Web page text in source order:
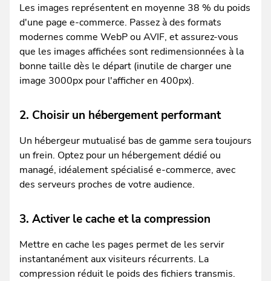
Les images représentent en moyenne 38 % du poids
d'une page e-commerce. Passez à des formats
modernes comme WebP ou AVIF, et assurez-vous
que les images affichées sont redimensionnées à la
bonne taille dès le départ (inutile de charger une
image 3000px pour l'afficher en 400px).
2. Choisir un hébergement performant
Un hébergeur mutualisé bas de gamme sera toujours
un frein. Optez pour un hébergement dédié ou
managé, idéalement spécialisé e-commerce, avec
des serveurs proches de votre audience.
3. Activer le cache et la compression
Mettre en cache les pages permet de les servir
instantanément aux visiteurs récurrents. La
compression réduit le poids des fichiers transmis.